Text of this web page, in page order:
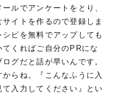
ルでアンケートをとり、
イトを作るので登録しま
ピを無料でアップしても
くればご自分のPRにな
グだと話が早いんです。
らね。『こんなふうに入
入力してください』とい